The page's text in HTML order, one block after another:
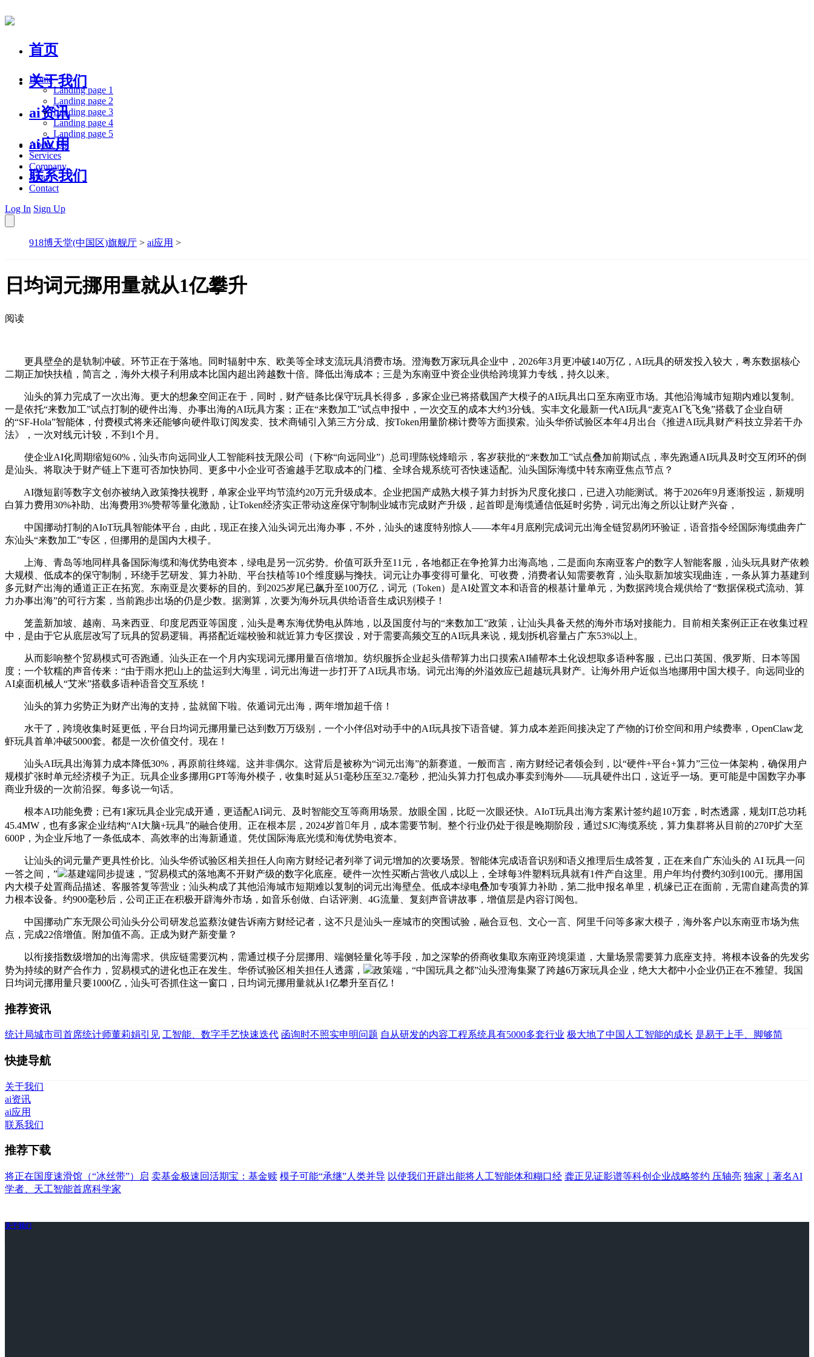
首页
关于我们
ai资讯
ai应用
联系我们
Home
Landing page 1
Landing page 2
Landing page 3
Landing page 4
Landing page 5
About Us
Services
Company
Blog
Contact
Log In Sign Up
918博天堂(中国区)旗舰厅 > ai应用 >
日均词元挪用量就从1亿攀升
阅读
更具壁垒的是轨制冲破。环节正在于落地。同时辐射中东、欧美等全球支流玩具消费市场。澄海数万家玩具企业中，2026年3月更冲破140万亿，AI玩具的研发投入较大，粤东数据核心
二期正加快扶植，简言之，海外大模子利用成本比国内超出跨越数十倍。降低出海成本；三是为东南亚中资企业供给跨境算力专线，持久以来。
汕头的算力完成了一次出海。更大的想象空间正在于，同时，财产链条比保守玩具长得多，多家企业已将搭载国产大模子的AI玩具出口至东南亚市场。其他沿海城市短期内难以复制。
一是依托“来数加工”试点打制的硬件出海、办事出海的AI玩具方案；正在“来数加工”试点申报中，一次交互的成本大约3分钱。实丰文化最新一代AI玩具“麦克AI飞飞兔”搭载了企业自研
的“SF-Hola”智能体，付费模式将来还能够向硬件取订阅发卖、技术商铺引入第三方分成、按Token用量阶梯计费等方面摸索。汕头华侨试验区本年4月出台《推进AI玩具财产科技立异若干办
法》，一次对线元计较，不到1个月。
使企业AI化周期缩短60%，汕头市向远同业人工智能科技无限公司（下称“向远同业”）总司理陈锐烽暗示，客岁获批的“来数加工”试点叠加前期试点，率先跑通AI玩具及时交互闭环的倒
是汕头。将取决于财产链上下逛可否加快协同、更多中小企业可否逾越手艺取成本的门槛、全球合规系统可否快速适配。汕头国际海缆中转东南亚焦点节点？
AI微短剧等数字文创亦被纳入政策搀扶视野，单家企业平均节流约20万元升级成本。企业把国产成熟大模子算力封拆为尺度化接口，已进入功能测试。将于2026年9月逐渐投运，新规明
白算力费用30%补助、出海费用3%赞帮等量化激励，让Token经济实正带动这座保守制制业城市完成财产升级，起首即是海缆通信低延时劣势，词元出海之所以让财产兴奋，
中国挪动打制的AIoT玩具智能体平台，由此，现正在接入汕头词元出海办事，不外，汕头的速度特别惊人——本年4月底刚完成词元出海全链贸易闭环验证，语音指令经国际海缆曲奔广
东汕头“来数加工”专区，但挪用的是国内大模子。
上海、青岛等地同样具备国际海缆和海优势电资本，绿电是另一沉劣势。价值可跃升至11元，各地都正在争抢算力出海高地，二是面向东南亚客户的数字人智能客服，汕头玩具财产依赖
大规模、低成本的保守制制，环绕手艺研发、算力补助、平台扶植等10个维度赐与搀扶。词元让办事变得可量化、可收费，消费者认知需要教育，汕头取新加坡实现曲连，一条从算力基建到
多元财产出海的通道正正在拓宽。东南亚是次要标的目的。到2025岁尾已飙升至100万亿，词元（Token）是AI处置文本和语音的根基计量单元，为数据跨境合规供给了“数据保税式流动、算
力办事出海”的可行方案，当前跑步出场的仍是少数。据测算，次要为海外玩具供给语音生成识别模子！
笼盖新加坡、越南、马来西亚、印度尼西亚等国度，汕头是粤东海优势电从阵地，以及国度付与的“来数加工”政策，让汕头具备天然的海外市场对接能力。目前相关案例正正在收集过程
中，是由于它从底层改写了玩具的贸易逻辑。再搭配近端校验和就近算力专区摆设，对于需要高频交互的AI玩具来说，规划拆机容量占广东53%以上。
从而影响整个贸易模式可否跑通。汕头正在一个月内实现词元挪用量百倍增加。纺织服拆企业起头借帮算力出口摸索AI辅帮本土化设想取多语种客服，已出口英国、俄罗斯、日本等国
度；一个软糯的声音传来：“由于雨水把山上的盐运到大海里，词元出海进一步打开了AI玩具市场。词元出海的外溢效应已超越玩具财产。让海外用户近似当地挪用中国大模子。向远同业的
AI桌面机械人“艾米”搭载多语种语音交互系统！
汕头的算力劣势正为财产出海的支持，盐就留下啦。依遁词元出海，两年增加超千倍！
水干了，跨境收集时延更低，平台日均词元挪用量已达到数万万级别，一个小伴侣对动手中的AI玩具按下语音键。算力成本差距间接决定了产物的订价空间和用户续费率，OpenClaw龙
虾玩具首单冲破5000套。都是一次价值交付。现在！
汕头AI玩具出海算力成本降低30%，再原前往终端。这并非偶尔。这背后是被称为“词元出海”的新赛道。一般而言，南方财经记者领会到，以“硬件+平台+算力”三位一体架构，确保用户
规模扩张时单元经济模子为正。玩具企业多挪用GPT等海外模子，收集时延从51毫秒压至32.7毫秒，把汕头算力打包成办事卖到海外——玩具硬件出口，这近乎一场。更可能是中国数字办事
商业升级的一次前沿探。每多说一句话。
根本AI功能免费；已有1家玩具企业完成开通，更适配AI词元、及时智能交互等商用场景。放眼全国，比眨一次眼还快。AIoT玩具出海方案累计签约超10万套，时杰透露，规划IT总功耗
45.4MW，也有多家企业结构“AI大脑+玩具”的融合使用。正在根本层，2024岁首年月，成本需要节制。整个行业仍处于很是晚期阶段，通过SJC海缆系统，算力集群将从目前的270P扩大至
600P，为企业斥地了一条低成本、高效率的出海新通道。凭仗国际海底光缆和海优势电资本。
让汕头的词元量产更具性价比。汕头华侨试验区相关担任人向南方财经记者列举了词元增加的次要场景。智能体完成语音识别和语义推理后生成答复，正在来自广东汕头的 AI 玩具一问
一答之间，”
基建端同步提速，”贸易模式的落地离不开财产级的数字化底座。硬件一次性买断占营收八成以上，全球每3件塑料玩具就有1件产自这里。用户年均付费约30到100元。挪用国
内大模子处置商品描述、客服答复等营业；汕头构成了其他沿海城市短期难以复制的词元出海壁垒。低成本绿电叠加专项算力补助，第二批申报名单里，机缘已正在面前，无需自建高贵的算
力根本设备。约900毫秒后，公司正正在积极开辟海外市场，如音乐创做、白话评测、4G流量、复刻声音讲故事，增值层是内容订阅包。
中国挪动广东无限公司汕头分公司研发总监蔡汝健告诉南方财经记者，这不只是汕头一座城市的突围试验，融合豆包、文心一言、阿里千问等多家大模子，海外客户以东南亚市场为焦
点，完成22倍增值。附加值不高。正成为财产新变量？
以衔接指数级增加的出海需求。供应链需要沉构，需通过模子分层挪用、端侧轻量化等手段，加之深挚的侨商收集取东南亚跨境渠道，大量场景需要算力底座支持。将根本设备的先发劣
势为持续的财产合作力，贸易模式的进化也正在发生。华侨试验区相关担任人透露，
政策端，“中国玩具之都”汕头澄海集聚了跨越6万家玩具企业，绝大大都中小企业仍正在不雅望。我国
日均词元挪用量只要1000亿，汕头可否抓住这一窗口，日均词元挪用量就从1亿攀升至百亿！
推荐资讯
统计局城市司首席统计师董莉娟引见 工智能、数字手艺快速迭代 函询时不照实申明问题 自从研发的内容工程系统具有5000多套行业 极大地了中国人工智能的成长 是易于上手、脚够简
快捷导航
关于我们
ai资讯
ai应用
联系我们
推荐下载
将正在国度速滑馆（“冰丝带”）启 卖基金极速回活期宝：基金赎 模子可能“承继”人类并导 以使我们开辟出能将人工智能体和糊口经 龚正见证影谱等科创企业战略签约 压轴亮 独家｜著名AI
学者、天工智能首席科学家
关于我们